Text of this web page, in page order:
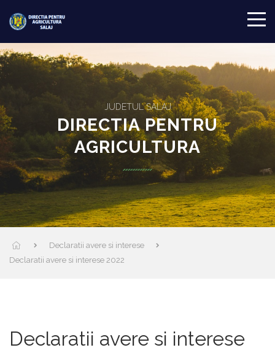
JUDETUL SALAJ
DIRECTIA PENTRU
AGRICULTURA
Declaratii avere si interese
Declaratii avere si interese 2022
Declaratii avere si interese